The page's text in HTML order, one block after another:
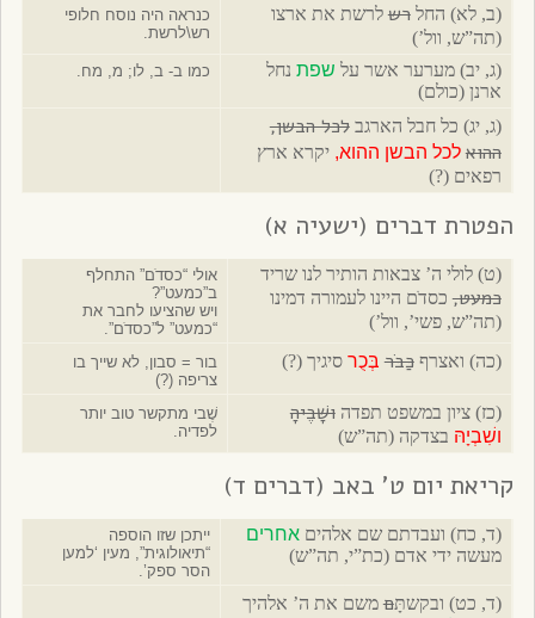
(ב, לא) החלרשלרשת את ארצו
(תה”ש, וול’)
כנראה היה נוסח חלופי
רש\לרשת.
(ג, יב) מערער אשר על שפת נחל
ארנן (כולם)
כמו ב- ב, לו; מ, מח.
(ג, יג) כל חבל הארגבלכל הבשן,
ההוא לכל הבשן ההוא,יקרא ארץ
רפאים (?)
הפטרת דברים (ישעיה א)
(ט) לולי ה’ צבאות הותיר לנו שריד
כמעט,כסדֹם היינו לעמורה דמינו
(תה”ש, פשי’, וול’)
אולי “כסדֹם” התחלף
ב”כמעט”?
ויש שהציעו לחבר את
“כמעט” ל”כסדֹם”.
(כה) ואצרףכַּבֹּר בְּכֻרסיגיך (?)
בור = סבון, לא שייך בו
צריפה (?)
(כז) ציון במשפט תפדהושָׁבֶיהָ
ושִׁבְיָהּ בצדקה (תה”ש)
שֶׁבי מתקשר טוב יותר
לפדיה.
קריאת יום ט’ באב (דברים ד)
(ד, כח) ועבדתם שם אלהיםאחרים
מעשה ידי אדם (כת”י, תה”ש)
ייתכן שזו הוספה
“תיאולוגית”, מעין ‘למען
הסר ספק’.
(ד, כט) ובקשתָּםמשם את ה’ אלהיך